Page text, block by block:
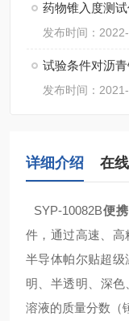
药物锥入度测
发布时间：
发布时间：
详细介绍 在
SYP-10082B便
件，通过高速、
半导体帕尔贴超
明、半透明、深
溶液的质量分数（